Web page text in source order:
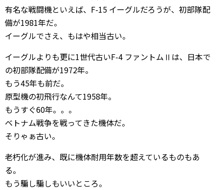
有名な戦闘機といえば、F-15 イーグルだろうが、初部隊配
備が1981年だ。
イーグルでさえ、もはや相当古い。
イーグルよりも更に1世代古いF-4 ファントムⅡは、日本で
の初部隊配備が1972年。
もう45年も前だ。
原型機の初飛行なんて1958年。
もうすぐ60年。。。
ベトナム戦争を戦ってきた機体だ。
そりゃぁ古い。
老朽化が進み、既に機体耐用年数を超えているものもあ
る。
もう騙し騙しもいいところ。